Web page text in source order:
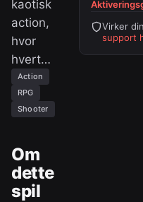
kaotisk
action,
hvor
hvert…
Action
RPG
Shooter
Virker
support
Om
dette
spil